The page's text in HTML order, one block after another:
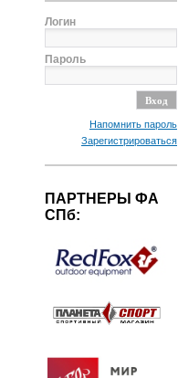
Логин
Пароль
Напомнить пароль
Зарегистрироваться
ПАРТНЕРЫ ФА
СПб: